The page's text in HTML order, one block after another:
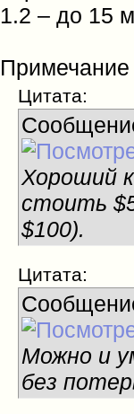
1.2 – до 15
Цитата:
Хороший
стоить
$100).
Цитата:
Можно и
без